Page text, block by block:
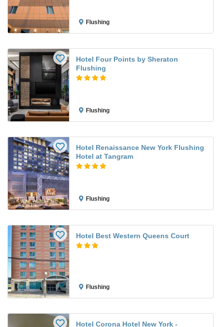
Flushing
Hotel Four Points by Sheraton
Flushing
Flushing
Hotel Renaissance New York Flushing
Hotel at Tangram
Flushing
Hotel Best Western Queens Court
Flushing
Hotel Corona Hotel New York -